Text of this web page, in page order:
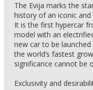
The Evija marks the
history of an iconic
It is the first hypercar
model with an
new car to be
the world’s fastest
significance cannot be
Exclusivity and